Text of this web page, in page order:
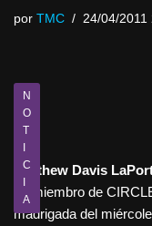
por TMC 24/04/2011
N
O
T
I
C
I
A
Matthew Davis
ex miembro de
madrigada del